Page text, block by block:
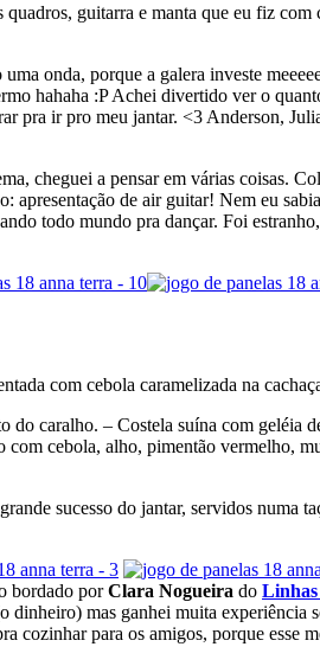
guitarra e manta que eu fiz com
onda, porque a galera investe
hahaha :P Achei divertido ver o
pra ir pro meu jantar. <3 Anderson,
cheguei a pensar em várias coisas.
de air guitar! Nem eu
todo mundo pra dançar. Foi
com cebola caramelizada na
do caralho. – Costela suína com geléia
cebola, alho, pimentão vermelho,
sucesso do jantar, servidos numa
bordado porClara Nogueira do Linhas
dinheiro) mas ganhei muita experiência
cozinhar para os amigos, porque esse